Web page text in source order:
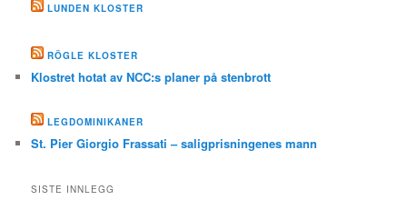
LUNDEN KLOSTER
RÖGLE KLOSTER
Klostret hotat av NCC:s planer på stenbrott
LEGDOMINIKANER
St. Pier Giorgio Frassati – saligprisningenes mann
SISTE INNLEGG